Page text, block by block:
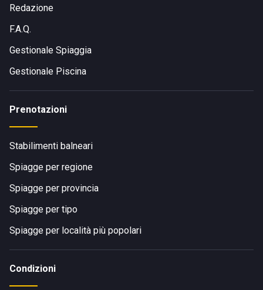
Redazione
F.A.Q.
Gestionale Spiaggia
Gestionale Piscina
Prenotazioni
Stabilimenti balneari
Spiagge per regione
Spiagge per provincia
Spiagge per tipo
Spiagge per località più popolari
Condizioni